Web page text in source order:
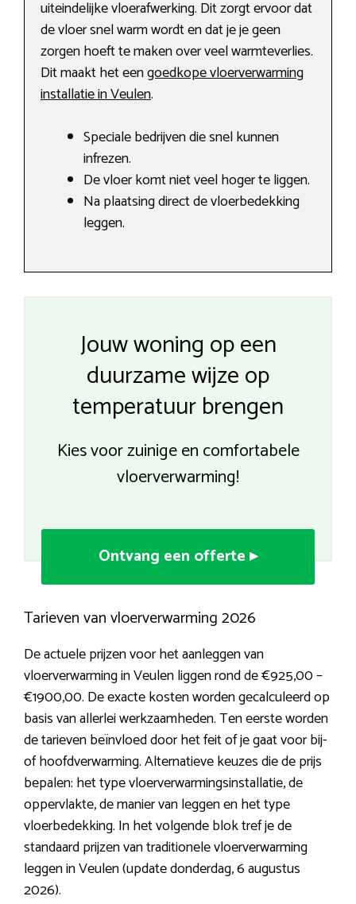
uiteindelijke vloerafwerking. Dit zorgt ervoor dat
de vloer snel warm wordt en dat je je geen
zorgen hoeft te maken over veel warmteverlies.
Dit maakt het eengoedkope vloerverwarming
installatie in Veulen.
Speciale bedrijven die snel kunnen
infrezen.
De vloer komt niet veel hoger te liggen.
Na plaatsing direct de vloerbedekking
leggen.
Jouw woning op een
duurzame wijze op
temperatuur brengen
Kies voor zuinige en comfortabele
vloerverwarming!
Ontvang een offerte ▸
Tarieven van vloerverwarming 2026
De actuele prijzen voor het aanleggen van
vloerverwarming in Veulen liggen rond de €925,00 –
€1900,00. De exacte kosten worden gecalculeerd op
basis van allerlei werkzaamheden. Ten eerste worden
de tarieven beïnvloed door het feit of je gaat voor bij-
of hoofdverwarming. Alternatieve keuzes die de prijs
bepalen: het type vloerverwarmingsinstallatie, de
oppervlakte, de manier van leggen en het type
vloerbedekking. In het volgende blok tref je de
standaard prijzen van traditionele vloerverwarming
leggen in Veulen (update donderdag, 6 augustus
2026).